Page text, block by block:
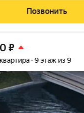
вентилируемого
с закрытым
Позвонить
₽
9 этаж из 9